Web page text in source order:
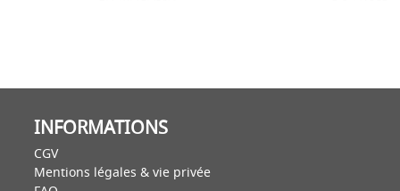
INFORMATIONS
CGV
Mentions légales & vie privée